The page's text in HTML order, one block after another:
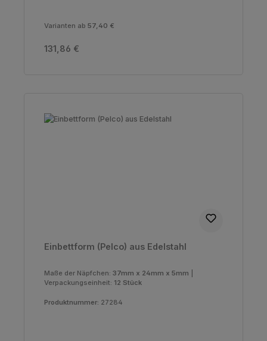
Varianten ab 57,40 €
Regulärer Preis:
131,86 €
Einbettform (Pelco) aus Edelstahl
Maße der Näpfchen: 37mm x 24mm x 5mm
Verpackungseinheit: 12 Stück
Produktnummer: 27284